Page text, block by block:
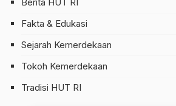
Fakta & Edukasi
Sejarah Kemerdekaan
Tokoh Kemerdekaan
Tradisi HUT RI